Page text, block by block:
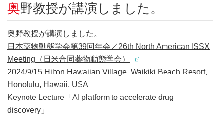
奥野教授が講演しました。
奥野教授が講演しました。
日本薬物動態学会第39回年会／26th North American ISSX
Meeting（日米合同薬物動態学会）
2024/9/15 Hilton Hawaiian Village, Waikiki Beach Resort,
Honolulu, Hawaii, USA
Keynote Lecture「AI platform to accelerate drug
discovery」